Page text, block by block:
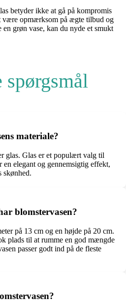
betyder ikke at gå på kompromis
være opmærksom på ægte tilbud og
grøn vase, kan du nyde et smukt
materiale?
glas. Glas er et populært valg til
en elegant og gennemsigtig effekt,
skønhed.
blomstervasen?
på 13 cm og en højde på 20 cm.
plads til at rumme en god mængde
passer godt ind på de fleste